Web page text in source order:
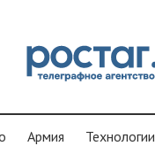
Армия Технологии